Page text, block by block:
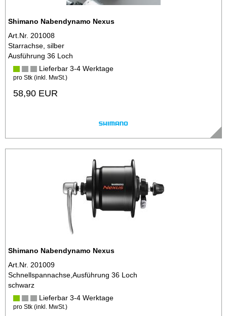
Shimano Nabendynamo Nexus
Art.Nr. 201008
Starrachse, silber
Ausführung 36 Loch
Lieferbar 3-4 Werktage
pro Stk (inkl. MwSt.)
58,90 EUR
Shimano Nabendynamo Nexus
Art.Nr. 201009
Schnellspannachse,Ausführung 36 Loch
schwarz
Lieferbar 3-4 Werktage
pro Stk (inkl. MwSt.)